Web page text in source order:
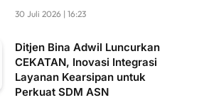
30 Juli 2026 | 16:23
Ditjen Bina Adwil Luncurkan
CEKATAN, Inovasi Integrasi
Layanan Kearsipan untuk
Perkuat SDM ASN